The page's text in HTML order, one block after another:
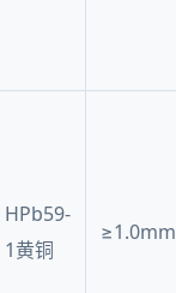
HPb59-
1黄铜
≥1.0mm